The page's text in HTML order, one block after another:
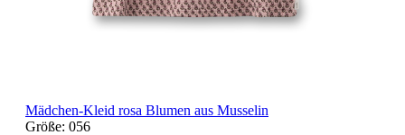
Mädchen-Kleid rosa Blumen aus Musselin
Größe: 056